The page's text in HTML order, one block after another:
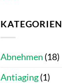
KATEGORIEN
Abnehmen (18)
Antiaging(1)